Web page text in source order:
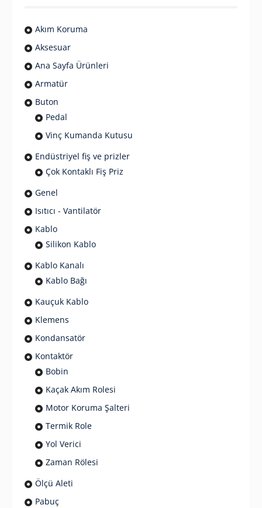
Akım Koruma
Aksesuar
Ana Sayfa Ürünleri
Armatür
Buton
Pedal
Vinç Kumanda Kutusu
Endüstriyel fiş ve prizler
Çok Kontaklı Fiş Priz
Genel
Isıtıcı - Vantilatör
Kablo
Silikon Kablo
Kablo Kanalı
Kablo Bağı
Kauçuk Kablo
Klemens
Kondansatör
Kontaktör
Bobin
Kaçak Akım Rolesi
Motor Koruma Şalteri
Termik Role
Yol Verici
Zaman Rölesi
Ölçü Aleti
Pabuç